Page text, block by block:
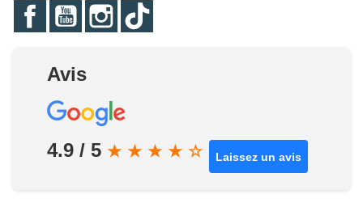
FacebookYouTubeInstagram
Avis
4.9 / 5 ★ ★ ★ ★ ☆ Laissez un avis